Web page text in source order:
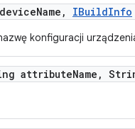
Name , IBuildInfo
konfiguracji
attributeName ,